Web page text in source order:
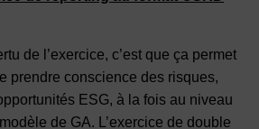
de l’exercice, c’est que ça permet
prendre conscience des risques,
ESG, à la fois au niveau
de GA. L’exercice de double